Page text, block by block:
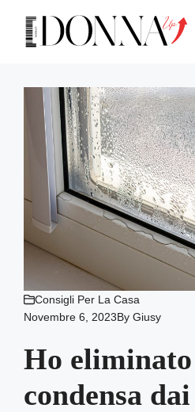
contenuto
Consigli Per La Casa
Novembre 6, 2023ByGiusy
Ho
condensa